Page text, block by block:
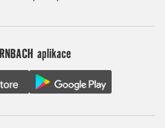
aplikace